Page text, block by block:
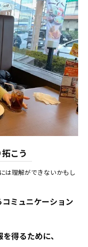
こう
は理解ができないかもし
ミュニケーション
得るために、